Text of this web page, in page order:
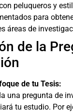
peluqueros y
para
áreas de
de la
de tu Tesis:
una pregunta de
tu estudio. Por